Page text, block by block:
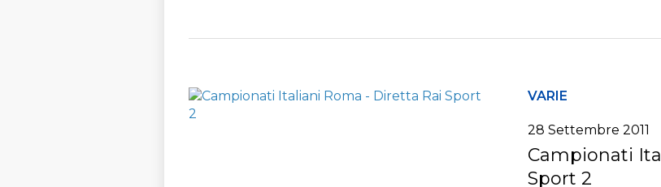
VARIE
28 Settembre 2011
Campionati
Sport 2